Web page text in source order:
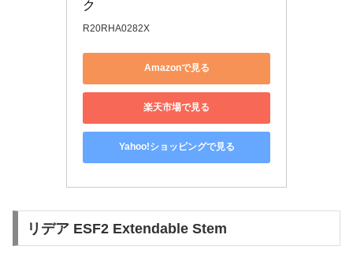
ク
R20RHA0282X
Amazonで見る
楽天市場で見る
Yahoo!ショッピングで見る
リデア ESF2 Extendable Stem